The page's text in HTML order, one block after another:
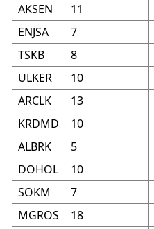
AKSEN
11
ENJSA
7
TSKB
8
ULKER
10
ARCLK
13
KRDMD
10
ALBRK
5
DOHOL
10
SOKM
7
MGROS
18